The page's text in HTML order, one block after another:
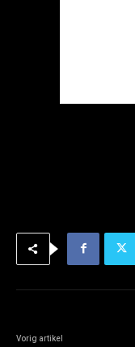
Vorig artikel